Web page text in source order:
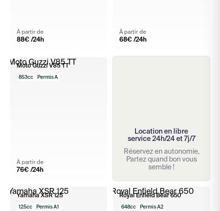
À partir de
88€ /24h
À partir de
68€ /24h
Moto Guzzi V85 TT
853cc Permis A
À partir de
76€ /24h
Location en libre
service 24h/24 et 7j/7
Réservez en autonomie,
Partez quand bon vous
semble !
Yamaha XSR 125
125cc Permis A1
Royal Enfield Bear 650
648cc Permis A2